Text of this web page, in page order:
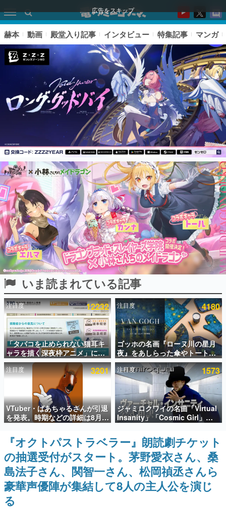
広告をスキップ
ピックアップ
電ファミのいま読まれている記事ランキング
アプリセール情報
インタビュー
連載・特集一覧
殿堂入り記事
SNS拡散数が数千以上！ ページビュー数万以上！ などな
ど。多くの人々に読まれた、電ファミ渾身の“殿堂入り”記
事をまとめました。
ゲームの企画書
名作ゲームクリエイターの方々に製作時のエピソードをお
聞きし、ヒットする企画（ゲーム）とは何か？を探ってい
きます。
赫本
この物語を解いてはいけない。『赫本』は、〈試験問題〉
の形をした短編ホラー小説集です。
新世代に訊く
これからのデジタルゲーム市場を担う若きクリエイター達
の姿を追い、彼らのルーツと情熱を探っていきます。
ゲーム世代の作家たち
ゲームに多大な影響を受けた作家さんに取材し、ゲームが
日本のコンテンツ産業やカルチャーに与えた影響を探る企
画です。
日本モバイルゲーム産業史
日本のモバイルゲーム史における主要なトピック・タイト
赫本 動画 殿堂入り記事 インタビュー 特集記事 マンガ
いま読まれている記事
注目度 12232
「タバコを止められない猫耳キ
ャラを描く深夜枠アニメ」に視
聴者の一部から批判意見。違法
薬物の使用と思しき描写も含め
て、BPOが議論を交わす
注目度 4180
ゴッホの名画『ローヌ川の星月
夜』をあしらった傘やトートバ
ッグなどが登場。8月7日21時よ
り2日間限定で予約販売
注目度 3201
VTuber・ばあちゃるさんが引退
を発表。時期などの詳細は8月9
日15時からの配信で説明
注目度 1573
ジャミロクワイの名曲「Virtual
Insanity」「Cosmic Girl」
「Canned Heat」公式日本語字
幕付きMVがいきなり公開！
「SUMMER SONIC 2026」での
9年ぶりとなる日本公演を記念し
て
『オクトパストラベラー』朗読劇チケット
の抽選受付がスタート。茅野愛衣さん、桑
島法子さん、関智一さん、松岡禎丞さんら
豪華声優陣が集結して8人の主人公を演じ
る